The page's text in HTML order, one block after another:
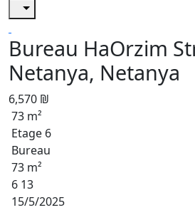
Bureau HaOrzim
Netanya, Netanya
6,570 ₪
73 m²
Etage 6
Bureau
73 m²
6 13
15/5/2025